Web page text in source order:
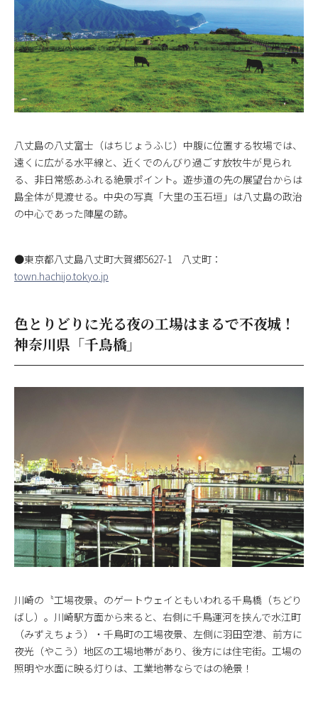
八丈島の八丈富士（はちじょうふじ）中腹に位置する牧場では、
遠くに広がる水平線と、近くでのんびり過ごす放牧牛が見られ
る、非日常感あふれる絶景ポイント。遊歩道の先の展望台からは
島全体が見渡せる。中央の写真「大里の玉石垣」は八丈島の政治
の中心であった陣屋の跡。
●東京都八丈島八丈町大賀郷5627-1 八丈町：
town.hachijo.tokyo.jp
色とりどりに光る夜の工場はまるで不夜城！
神奈川県「千鳥橋」
川崎の〝工場夜景〟のゲートウェイともいわれる千鳥橋（ちどり
ばし）。川崎駅方面から来ると、右側に千鳥運河を挟んで水江町
（みずえちょう）・千鳥町の工場夜景、左側に羽田空港、前方に
夜光（やこう）地区の工場地帯があり、後方には住宅街。工場の
照明や水面に映る灯りは、工業地帯ならではの絶景！